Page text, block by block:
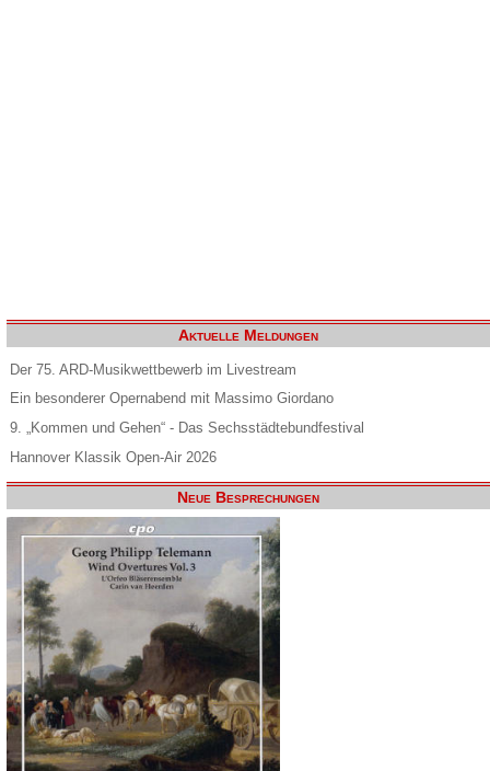
Aktuelle Meldungen
Der 75. ARD-Musikwettbewerb im Livestream
Ein besonderer Opernabend mit Massimo Giordano
9. „Kommen und Gehen“ - Das Sechsstädtebundfestival
Hannover Klassik Open-Air 2026
Neue Besprechungen